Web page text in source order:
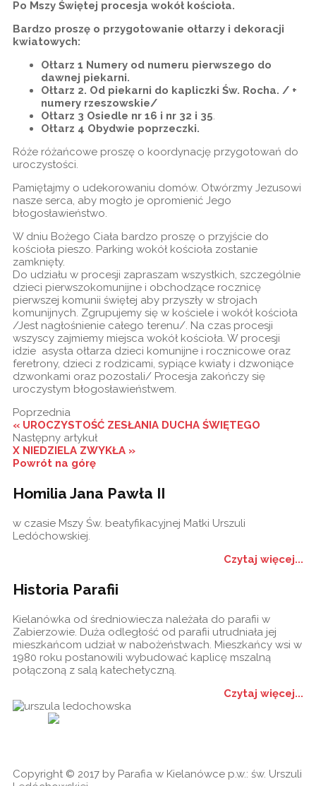
Po Mszy Świętej procesja wokół kościoła.
Bardzo proszę o przygotowanie ołtarzy i dekoracji
kwiatowych:
Ołtarz 1 Numery od numeru pierwszego do
dawnej piekarni.
Ołtarz 2. Od piekarni do kapliczki Św. Rocha. / +
numery rzeszowskie/
Ołtarz 3 Osiedle nr 16 i nr 32 i 35.
Ołtarz 4 Obydwie poprzeczki.
Róże różańcowe proszę o koordynację przygotowań do
uroczystości.
Pamiętajmy o udekorowaniu domów. Otwórzmy Jezusowi
nasze serca, aby mogło je opromienić Jego
błogosławieństwo.
W dniu Bożego Ciała bardzo proszę o przyjście do
kościoła pieszo. Parking wokół kościoła zostanie
zamknięty.
Do udziału w procesji zapraszam wszystkich, szczególnie
dzieci pierwszokomunijne i obchodzące rocznicę
pierwszej komunii świętej aby przyszły w strojach
komunijnych. Zgrupujemy się w kościele i wokół kościoła
/Jest nagłośnienie całego terenu/. Na czas procesji
wszyscy zajmiemy miejsca wokół kościoła. W procesji
idzie asysta ołtarza dzieci komunijne i rocznicowe oraz
feretrony, dzieci z rodzicami, sypiące kwiaty i dzwoniące
dzwonkami oraz pozostali/ Procesja zakończy się
uroczystym błogosławieństwem.
Poprzednia
« UROCZYSTOŚĆ ZESŁANIA DUCHA ŚWIĘTEGO
Następny artykuł
X NIEDZIELA ZWYKŁA »
Powrót na górę
Homilia Jana Pawła II
w czasie Mszy Św. beatyfikacyjnej Matki Urszuli
Ledóchowskiej.
Czytaj więcej...
Historia Parafii
Kielanówka od średniowiecza należała do parafii w
Zabierzowie. Duża odległość od parafii utrudniała jej
mieszkańcom udział w nabożeństwach. Mieszkańcy wsi w
1980 roku postanowili wybudować kaplicę mszalną
połączoną z salą katechetyczną.
Czytaj więcej...
Copyright © 2017 by Parafia w Kielanówce p.w.: św. Urszuli